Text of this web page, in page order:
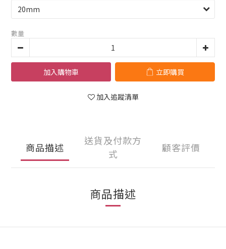
數量
加入購物車 立即購買
加入追蹤清單
商品描述
送貨及付款方
式
顧客評價
商品描述